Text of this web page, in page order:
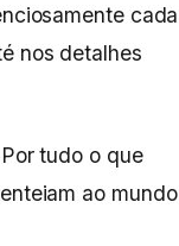
cada
nos detalhes
tudo o que
ao mundo